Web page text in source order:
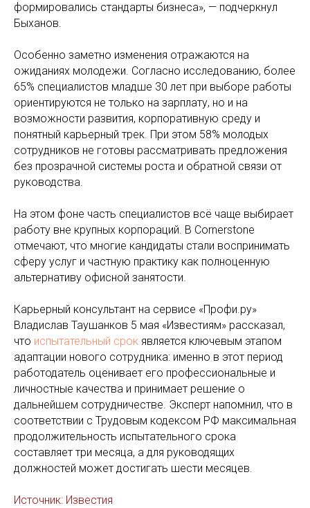
формировались стандарты бизнеса», — подчеркнул
Быханов.
Особенно заметно изменения отражаются на
ожиданиях молодежи. Согласно исследованию, более
65% специалистов младше 30 лет при выборе работы
ориентируются не только на зарплату, но и на
возможности развития, корпоративную среду и
понятный карьерный трек. При этом 58% молодых
сотрудников не готовы рассматривать предложения
без прозрачной системы роста и обратной связи от
руководства.
На этом фоне часть специалистов всё чаще выбирает
работу вне крупных корпораций. В Cornerstone
отмечают, что многие кандидаты стали воспринимать
сферу услуг и частную практику как полноценную
альтернативу офисной занятости.
Карьерный консультант на сервисе «Профи.ру»
Владислав Таушанков 5 мая «Известиям» рассказал,
что испытательный срок является ключевым этапом
адаптации нового сотрудника: именно в этот период
работодатель оценивает его профессиональные и
личностные качества и принимает решение о
дальнейшем сотрудничестве. Эксперт напомнил, что в
соответствии с Трудовым кодексом РФ максимальная
продолжительность испытательного срока
составляет три месяца, а для руководящих
должностей может достигать шести месяцев.
Источник: Известия